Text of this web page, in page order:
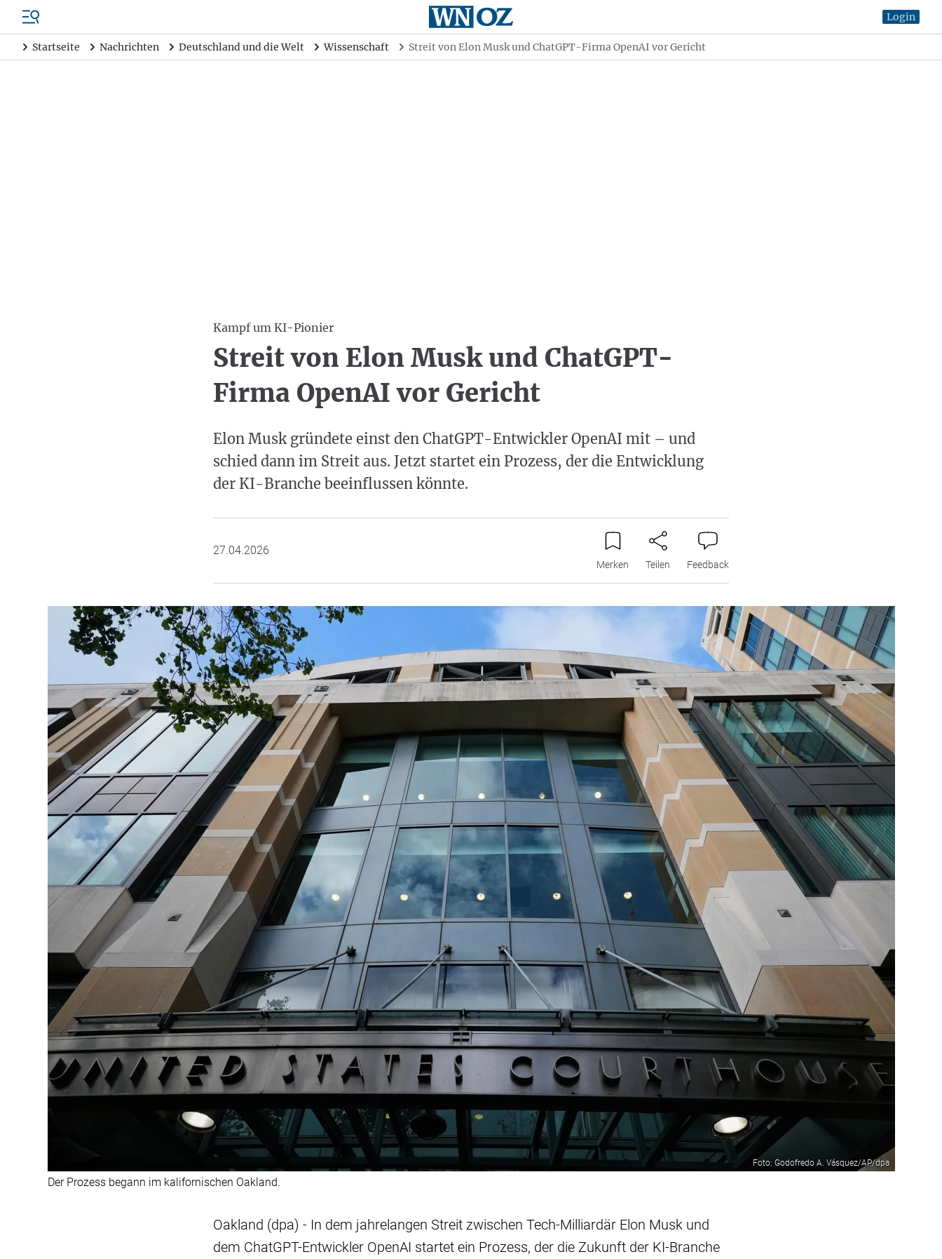
Login
Startseite Nachrichten Deutschland und die Welt Wissenschaft Streit von Elon Musk und ChatGPT-Firma OpenAI vor Gericht
Kampf um KI-Pionier
Streit von Elon Musk und ChatGPT-
Firma OpenAI vor Gericht
Elon Musk gründete einst den ChatGPT-Entwickler OpenAI mit – und
schied dann im Streit aus. Jetzt startet ein Prozess, der die Entwicklung
der KI-Branche beeinflussen könnte.
27.04.2026
Merken Teilen Feedback
Foto: Godofredo A. Vásquez/AP/dpa
Der Prozess begann im kalifornischen Oakland.
Oakland (dpa) - In dem jahrelangen Streit zwischen Tech-Milliardär Elon Musk und
dem ChatGPT-Entwickler OpenAI startet ein Prozess, der die Zukunft der KI-Branche